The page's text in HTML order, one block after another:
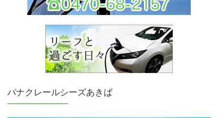
パナクレールシーズあきば